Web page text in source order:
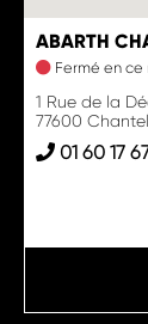
ABARTH
Fermé en
1 Rue de la
77600
01 60 17